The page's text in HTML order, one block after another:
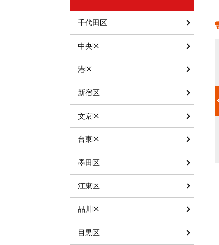
荻原順子プロ
荻原先生のカウンセリングを受けるようになってから、
もう20年以上になります。 家族の事、会社の事等、ど
メンタル・カウンセリング
千代田区
中央区
港区
新宿区
文京区
台東区
墨田区
江東区
品川区
目黒区